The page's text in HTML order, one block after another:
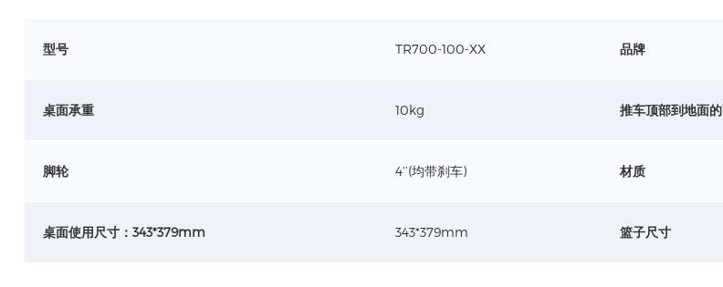
详情+
型号 TR700-100-XX 品牌
桌面承重 10kg 推车顶部到地面
脚轮 4‘’(均带刹车) 材质
桌面使用尺寸：343*379mm 343*379mm 篮子尺寸